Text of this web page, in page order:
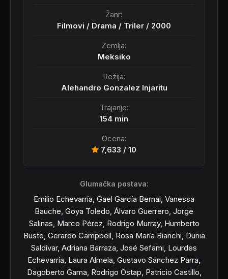
Žanr:
Filmovi / Drama / Triler / 2000
Zemlja:
Meksiko
Režija:
Alehandro Gonzalez Injaritu
Trajanje:
154 min
Ocena:
7,633 / 10
Glumačka postava:
Emilio Echevarría, Gael García Bernal, Vanessa
Bauche, Goya Toledo, Álvaro Guerrero, Jorge
Salinas, Marco Pérez, Rodrigo Murray, Humberto
Busto, Gerardo Campbell, Rosa María Bianchi, Dunia
Saldívar, Adriana Barraza, José Sefami, Lourdes
Echevarría, Laura Almela, Gustavo Sánchez Parra,
Dagoberto Gama, Rodrigo Ostap, Patricio Castillo,